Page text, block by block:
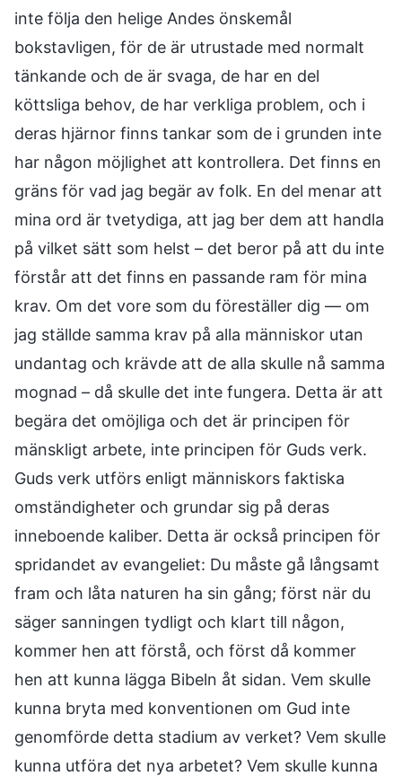
inte följa den helige Andes önskemål
bokstavligen, för de är utrustade med normalt
tänkande och de är svaga, de har en del
köttsliga behov, de har verkliga problem, och i
deras hjärnor finns tankar som de i grunden inte
har någon möjlighet att kontrollera. Det finns en
gräns för vad jag begär av folk. En del menar att
mina ord är tvetydiga, att jag ber dem att handla
på vilket sätt som helst – det beror på att du inte
förstår att det finns en passande ram för mina
krav. Om det vore som du föreställer dig — om
jag ställde samma krav på alla människor utan
undantag och krävde att de alla skulle nå samma
mognad – då skulle det inte fungera. Detta är att
begära det omöjliga och det är principen för
mänskligt arbete, inte principen för Guds verk.
Guds verk utförs enligt människors faktiska
omständigheter och grundar sig på deras
inneboende kaliber. Detta är också principen för
spridandet av evangeliet: Du måste gå långsamt
fram och låta naturen ha sin gång; först när du
säger sanningen tydligt och klart till någon,
kommer hen att förstå, och först då kommer
hen att kunna lägga Bibeln åt sidan. Vem skulle
kunna bryta med konventionen om Gud inte
genomförde detta stadium av verket? Vem skulle
kunna utföra det nya arbetet? Vem skulle kunna